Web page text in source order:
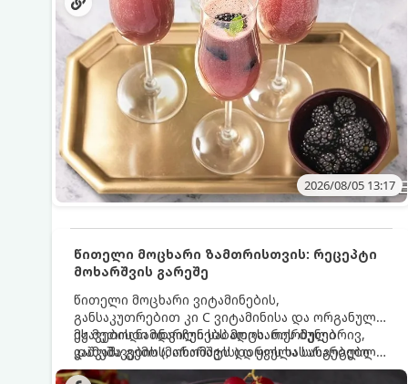
2026/08/05 13:17
წითელი მოცხარი ზამთრისთვის: რეცეპტი
მოხარშვის გარეშე
წითელი მოცხარი ვიტამინების,
განსაკუთრებით კი C ვიტამინისა და ორგანული
მჟავების ნამდვილი საბადოა. თერმული
დამუშავების (მოხარშვის) დროს სასარგებლო
ნივთიერებების დიდი ნაწილი იშლება. ამიტომ,
ეს მეთოდი ინარჩუნებს მოცხარის ბუნებრივ,
კაშკაშა გემოს, არომატს და ყველა სასარგებლო
თვისებას.